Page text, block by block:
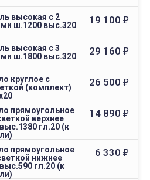
высокая с 2
ш.1200 выс.320
19 100 ₽
высокая с 3
ш.1800 выс.320
29 160 ₽
круглое с
(комплект)
26 500 ₽
прямоугольное
верхнее
гл.20 (к
14 890 ₽
прямоугольное
нижнее
гл.20 (к
6 330 ₽